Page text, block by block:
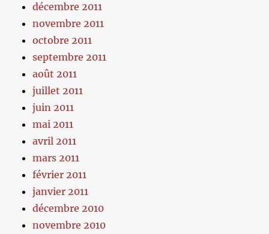
décembre 2011
novembre 2011
octobre 2011
septembre 2011
août 2011
juillet 2011
juin 2011
mai 2011
avril 2011
mars 2011
février 2011
janvier 2011
décembre 2010
novembre 2010